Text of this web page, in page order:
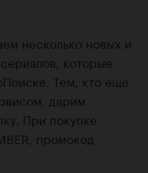
несколько новых и
которые
Тем, кто еще
дарим
При покупке
промокод